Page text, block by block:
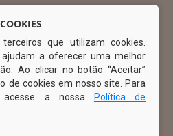
– SIC
– CPL
que utilizam cookies.
a oferecer uma melhor
Ao clicar no botão “Aceitar”
de cookies em nosso site. Para
acesse a nossa
Política de